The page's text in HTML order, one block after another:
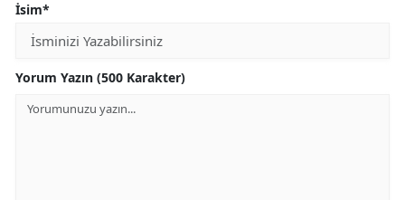
İsim*
Yorum Yazın (500 Karakter)